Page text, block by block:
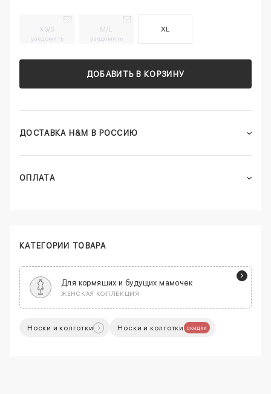
XS/S
уведомить
M/L
уведомить
XL
ДОБАВИТЬ В КОРЗИНУ
ДОСТАВКА H&M В РОССИЮ
ОПЛАТА
КАТЕГОРИИ ТОВАРА
Для кормяших и будущих мамочек
ЖЕНСКАЯ КОЛЛЕКЦИЯ
Носки и колготки Носки и колготки скидки